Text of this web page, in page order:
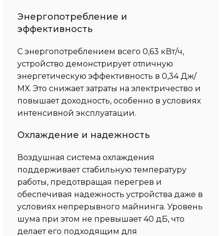
Энергопотребление и
эффективность
С энергопотреблением всего 0,63 кВт/ч,
устройство демонстрирует отличную
энергетическую эффективность в 0,34 Дж/
МХ. Это снижает затраты на электричество и
повышает доходность, особенно в условиях
интенсивной эксплуатации.
Охлаждение и надежность
Воздушная система охлаждения
поддерживает стабильную температуру
работы, предотвращая перегрев и
обеспечивая надежность устройства даже в
условиях непрерывного майнинга. Уровень
шума при этом не превышает 40 дБ, что
делает его подходящим для